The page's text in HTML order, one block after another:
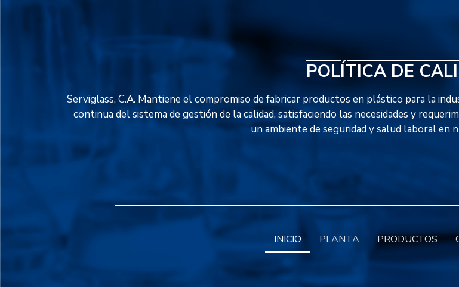
POLÍTICA DE
Serviglass, C.A. Mantiene el compromiso de fabricar productos en plástico para la
continua del sistema de gestión de la calidad, satisfaciendo las necesidades y
un ambiente de seguridad y salud laboral en
INICIO PLANTA PRODUCTOS